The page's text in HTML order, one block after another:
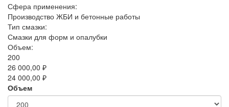
Сфера применения:
Производство ЖБИ и бетонные работы
Тип смазки:
Смазки для форм и опалубки
Объем:
200
26 000,00 ₽
24 000,00 ₽
Объем